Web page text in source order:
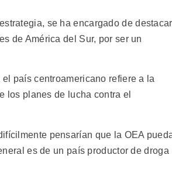
se ha encargado de destacar
de América del Sur, por ser un
país centroamericano refiere a la
los planes de lucha contra el
pensarían que la OEA
es de un país productor de droga